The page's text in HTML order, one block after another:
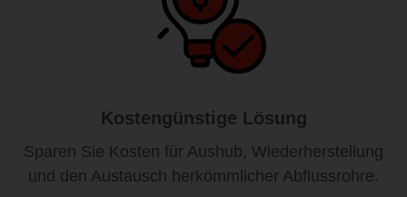
Kostengünstige Lösung
Sparen Sie Kosten für Aushub, Wiederherstellung
und den Austausch herkömmlicher Abflussrohre.